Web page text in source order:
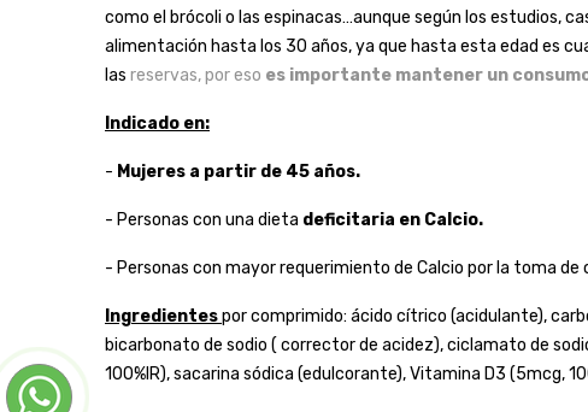
como el brócoli o las espinacas…aunque según los estudios,
alimentación hasta los 30 años, ya que hasta esta edad es
las reservas, por eso es importante mantener un
Indicado en:
- Mujeres a partir de 45 años.
- Personas con una dieta deficitaria en Calcio.
- Personas con mayor requerimiento de Calcio por la toma
Ingredientespor comprimido: ácido cítrico (acidulante),
bicarbonato de sodio ( corrector de acidez), ciclamato de
100%IR), sacarina sódica (edulcorante), Vitamina D3 (5mcg,